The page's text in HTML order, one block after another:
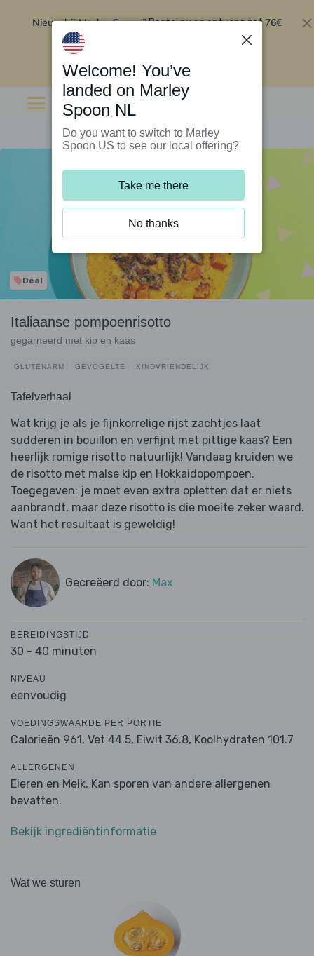
Nieuw bij Marley Spoon?Bestel nu en ontvang tot 76€
Deal
Italiaanse pompoenrisotto
gegarneerd met kip en kaas
GLUTENARM GEVOGELTE KINDVRIENDELIJK
Tafelverhaal
Wat krijg je als je fijnkorrelige rijst zachtjes laat
sudderen in bouillon en verfijnt met pittige kaas? Een
heerlijk romige risotto natuurlijk! Vandaag kruiden we
de risotto met malse kip en Hokkaidopompoen.
Toegegeven: je moet even extra opletten dat er niets
aanbrandt, maar deze risotto is die moeite zeker waard.
Want het resultaat is geweldig!
Gecreëerd door: Max
BEREIDINGSTIJD
30 - 40 minuten
NIVEAU
eenvoudig
VOEDINGSWAARDE PER PORTIE
Calorieën 961, Vet 44.5, Eiwit 36.8, Koolhydraten 101.7
ALLERGENEN
Eieren en Melk. Kan sporen van andere allergenen
bevatten.
Bekijk ingrediëntinformatie
Wat we sturen
Welcome! You’ve
landed on Marley
Spoon NL
Do you want to switch to Marley
Spoon US to see our local offering?
Take me there
No thanks